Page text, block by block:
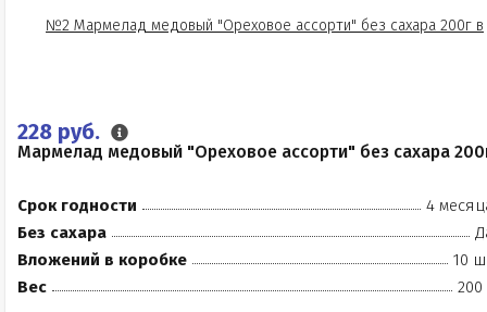
228 руб.
Мармелад медовый "Ореховое ассорти" без сахара
Срок годности
4
Без сахара
Вложений в коробке
10
Вес
200